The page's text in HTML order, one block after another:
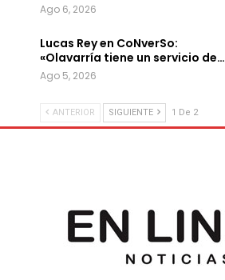
Ago 6, 2026
Lucas Rey en CoNverSo:
«Olavarría tiene un servicio de…
Ago 5, 2026
ANTERIOR SIGUIENTE 1 De 2